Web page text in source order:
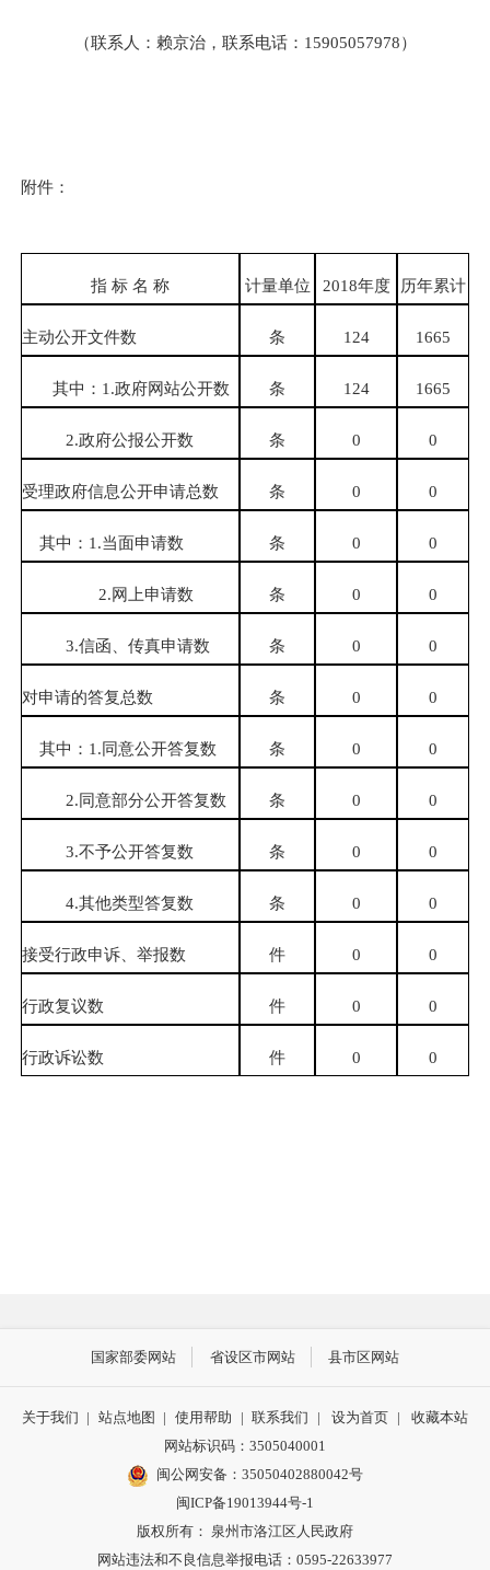
（联系人：赖京治， 联系电话： 15905057978）
附件：
指 标 名 称 计量单位 2018年度 历年累计
主动公开文件数 条 124 1665
其中： 1.政府网站公开数 条 124 1665
2.政府公报公开数 条 0 0
受理政府信息公开申请总数 条 0 0
其中： 1.当面申请数 条 0 0
2.网上申请数 条 0 0
3.信函、传真申请数 条 0 0
对申请的答复总数 条 0 0
其中： 1.同意公开答复数 条 0 0
2.同意部分公开答复数 条 0 0
3.不予公开答复数 条 0 0
4.其他类型答复数 条 0 0
接受行政申诉、举报数 件 0 0
行政复议数 件 0 0
行政诉讼数 件 0 0
国家部委网站 省设区市网站 县市区网站
关于我们 | 站点地图 | 使用帮助 | 联系我们 | 设为首页 |
收藏本站
网站标识码：3505040001
闽公网安备：35050402880042号
闽ICP备19013944号-1
版权所有： 泉州市洛江区人民政府
网站违法和不良信息举报电话：0595-22633977